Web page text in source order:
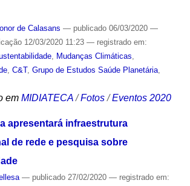
de Calasans — publicado06/03/2020 —
12/03/2020 11:23 — registrado em:
, Mudanças Climáticas
, C&T, Grupo de Estudos Saúde Planetária,
em MIDIATECA /Fotos /Eventos 2020
apresentará infraestrutura
de rede e pesquisa sobre
— publicado27/02/2020 — registrado em: